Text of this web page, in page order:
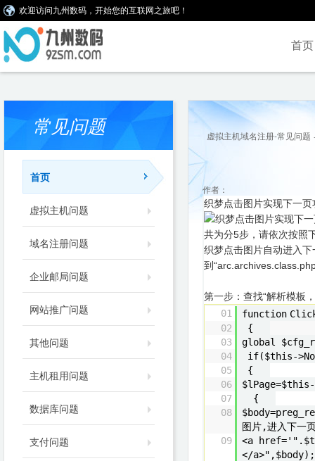
欢迎访问九州数码，开始您的互联网之旅吧！
首页
常见问题
首页
虚拟主机问题
域名注册问题
企业邮局问题
网站推广问题
其他问题
主机租用问题
数据库问题
支付问题
虚拟主机域名注册-常见问题
作者：
织梦点击图片实现下一页
共为分5步，请依次按照
织梦点击图片自动进入
到
第一步：查找“解析模板
01
function
02
{
03
global
04
if($this-
05
{
06
07
{
08
图片,进入下一
09
<a href=
</